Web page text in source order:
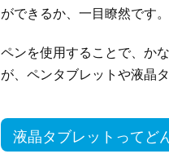
ができるか、一目瞭然です。
ペンを使用することで、か
が、ペンタブレットや液晶
液晶タブレットってど